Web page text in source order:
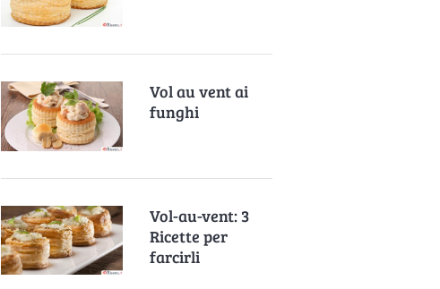
Vol au vent ai
funghi
Vol-au-vent: 3
Ricette per
farcirli